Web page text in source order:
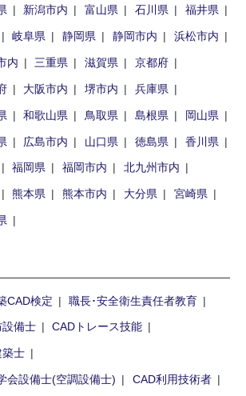
新潟市内 富山県 石川県
福井県
岐阜県 静岡県 静岡市内
浜松市内
内 三重県 滋賀県
京都府
大阪市内 堺市内
兵庫県
和歌山県 鳥取県 島根県
岡山県
広島市内 山口県 徳島県
香川県
福岡県 福岡市内
北九州市内
熊本県 熊本市内 大分県
宮崎県
CAD検定
職長･安全衛生責任者教育
備士
CADトレース技能
士
会設備士(空調設備士)
CAD利用技術者